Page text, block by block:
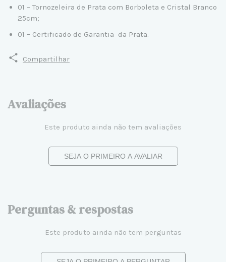
01 – Tornozeleira de Prata com Borboleta e Cristal Branco
25cm;
01 – Certificado de Garantia da Prata.
Compartilhar
Avaliações
Este produto ainda não tem avaliações
SEJA O PRIMEIRO A AVALIAR
Perguntas & respostas
Este produto ainda não tem perguntas